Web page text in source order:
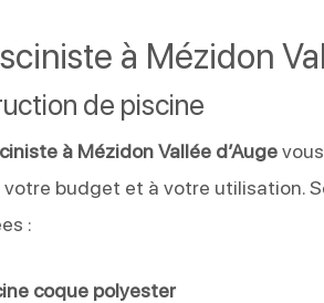
à Mézidon
de piscine
à Mézidon Vallée d’Auge
votre budget et à votre utilisation.
:
coque polyester